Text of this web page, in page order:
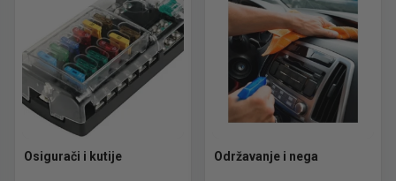
Osigurači i kutije Održavanje i nega